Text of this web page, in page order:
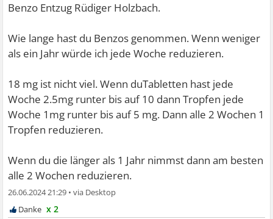
Benzo Entzug Rüdiger Holzbach.
Wie lange hast du Benzos genommen. Wenn weniger
als ein Jahr würde ich jede Woche reduzieren.
18 mg ist nicht viel. Wenn duTabletten hast jede
Woche 2.5mg runter bis auf 10 dann Tropfen jede
Woche 1mg runter bis auf 5 mg. Dann alle 2 Wochen 1
Tropfen reduzieren.
Wenn du die länger als 1 Jahr nimmst dann am besten
alle 2 Wochen reduzieren.
26.06.2024 21:29 •
x 2